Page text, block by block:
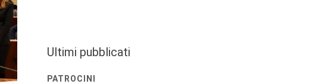
Ultimi pubblicati
PATROCINI